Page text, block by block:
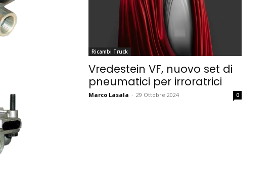
Ricambi Truck
Vredestein VF, nuovo set di
pneumatici per irroratrici
Marco Lasala - 29 Ottobre 2024 0